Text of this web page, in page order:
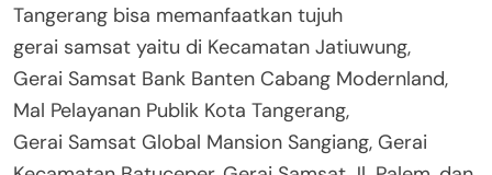
Tangerang bisa memanfaatkan tujuh
gerai samsat yaitu di Kecamatan Jatiuwung,
Gerai Samsat Bank Banten Cabang Modernland,
Mal Pelayanan Publik Kota Tangerang,
Gerai Samsat Global Mansion Sangiang, Gerai